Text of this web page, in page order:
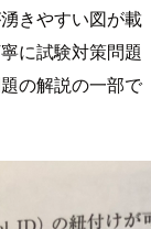
きやすい図が載
に試験対策問題
の解説の一部で